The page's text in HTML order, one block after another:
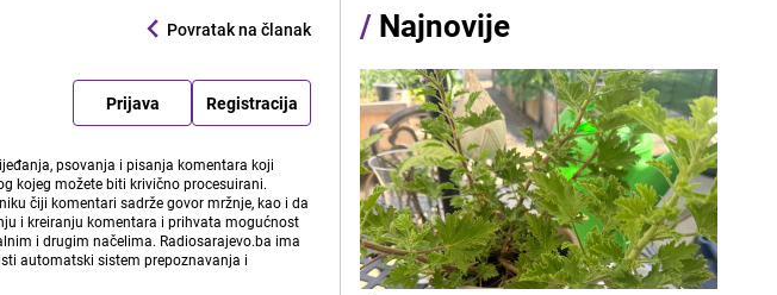
Povratak na članak
Prijava Registracija
psovanja i pisanja komentara koji
kojeg možete biti krivično procesuirani.
čiji komentari sadrže govor mržnje, kao i da
i kreiranju komentara i prihvata mogućnost
i drugim načelima. Radiosarajevo.ba ima
automatski sistem prepoznavanja i
/ Najnovije